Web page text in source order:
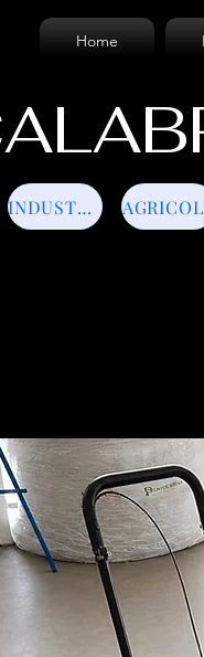
Home
INDUSTRIALI